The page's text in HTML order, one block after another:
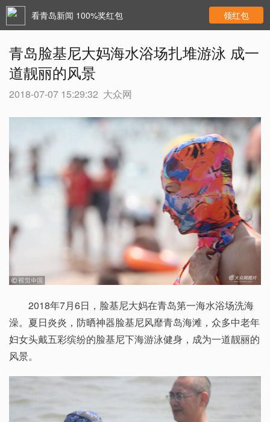
看青岛新闻 100%奖红包 领红包
青岛脸基尼大妈海水浴场扎堆游泳 成一
道靓丽的风景
2018-07-07 15:29:32 大众网
2018年7月6日，脸基尼大妈在青岛第一海水浴场洗海
澡。夏日炎炎，防晒神器脸基尼风靡青岛海滩，众多中老年
妇女头戴五彩缤纷的脸基尼下海游泳健身，成为一道靓丽的
风景。